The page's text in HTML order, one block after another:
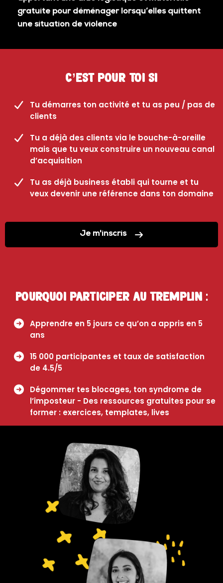
gratuite pour déménager lorsqu’elles quittent
une situation de violence
C’est pour toi si
Tu démarres ton activité et tu as peu / pas de
clients
Tu a déjà des clients via le bouche-à-oreille
mais que tu veux construire un nouveau canal
d’acquisition
Tu as déjà business établi qui tourne et tu
veux devenir une référence dans ton domaine
Je m'inscris
Pourquoi participer au Tremplin :
Apprendre en 5 jours ce qu’on a appris en 5
ans
15 000 participantes et taux de satisfaction
de 4.5/5
Dégommer tes blocages, ton syndrome de
l’imposteur - Des ressources gratuites pour se
former : exercices, templates, lives